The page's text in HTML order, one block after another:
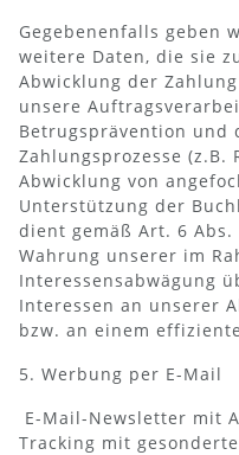
Gegebenenfalls geben
weitere Daten, die sie
Abwicklung der
unsere
Betrugsprävention und
Zahlungsprozesse (z.B.
Abwicklung von
Unterstützung der
dient gemäß Art. 6 Abs.
Wahrung unserer im
Interessensabwägung
Interessen an unserer
bzw. an einem
5. Werbung per E-Mail
E-Mail-Newsletter mit
Tracking mit